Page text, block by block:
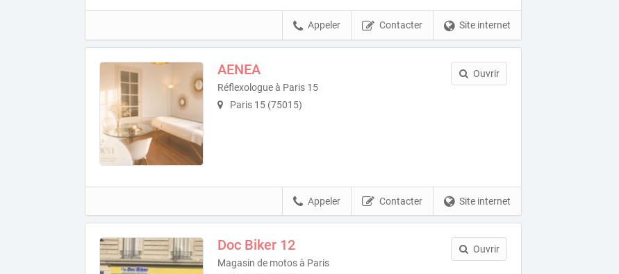
Site internet
Contacter
Appeler
AENEA
Réflexologue à Paris 15
Paris 15 (75015)
Ouvrir
Site internet
Contacter
Appeler
Doc Biker 12
Magasin de motos à Paris
Ouvrir